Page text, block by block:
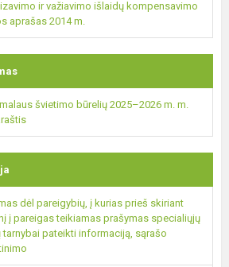
ir važiavimo išlaidų kompensavimo
aprašas 2014 m.
švietimo būrelių 2025–2026 m. m.
dėl pareigybių, į kurias prieš skiriant
į pareigas teikiamas prašymas specialiųjų
tarnybai pateikti informaciją, sąrašo